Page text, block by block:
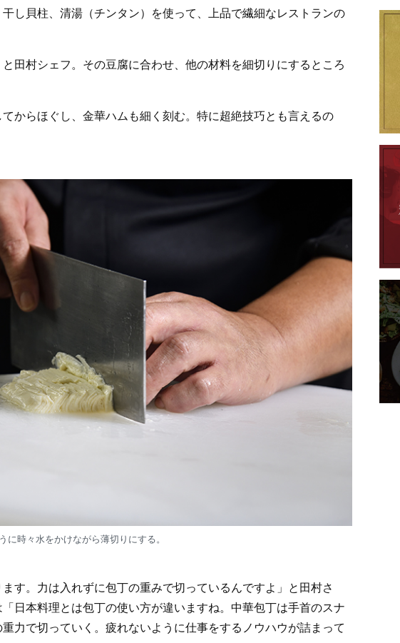
し貝柱、清湯（チンタン）を使って、上品で繊細なレストランの
と田村シェフ。その豆腐に合わせ、他の材料を細切りにするところ
からほぐし、金華ハムも細く刻む。特に超絶技巧とも言えるの
時々水をかけながら薄切りにする。
ます。力は入れずに包丁の重みで切っているんですよ」と田村さ
日本料理とは包丁の使い方が違いますね。中華包丁は手首のスナ
力で切っていく。疲れないように仕事をするノウハウが詰まって